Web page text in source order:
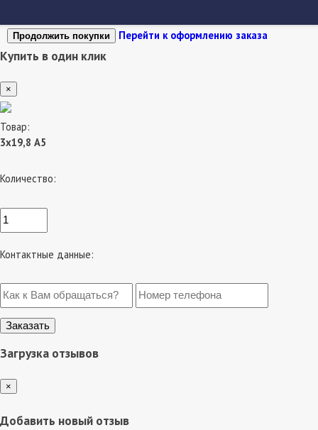
Продолжить покупки Перейти к оформлению заказа
Купить в один клик
×
Товар:
3х19,8 А5
Количество:
Контактные данные:
Загрузка отзывов
×
Добавить новый отзыв